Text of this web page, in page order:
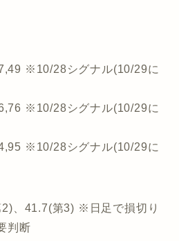
※10/28シグナル(10/29に
※10/28シグナル(10/29に
※10/28シグナル(10/29に
、41.7(第3) ※日足で損切り
判断